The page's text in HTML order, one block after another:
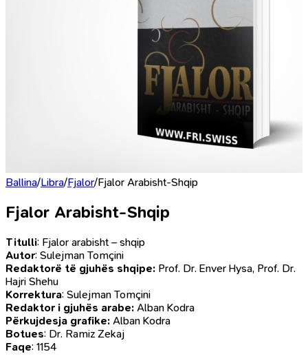
Ballina/Libra/Fjalor/Fjalor Arabisht-Shqip
Fjalor Arabisht-Shqip
Titulli: Fjalor arabisht – shqip
Autor: Sulejman Tomçini
Redaktorë të gjuhës shqipe: Prof. Dr. Enver Hysa, Prof. Dr.
Hajri Shehu
Korrektura: Sulejman Tomçini
Redaktor i gjuhës arabe: Alban Kodra
Përkujdesja grafike: Alban Kodra
Botues: Dr. Ramiz Zekaj
Faqe: 1154